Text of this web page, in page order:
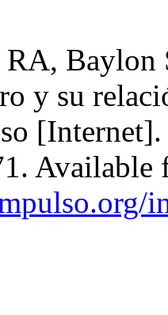
Baylon
y su
Available